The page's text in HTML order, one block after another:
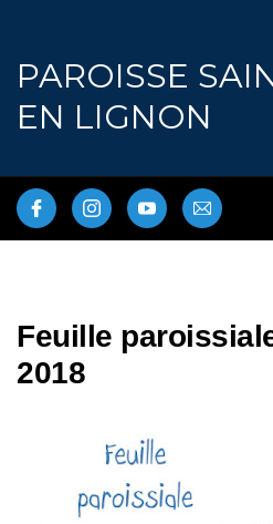
PAROISSE
EN LIGNON
Feuille
2018